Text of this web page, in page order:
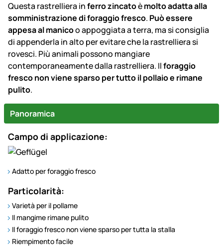
Questa rastrelliera inferro zincatoèmolto adatta alla
somministrazione di foraggio fresco. Può essere
appesa al manicoo appoggiata a terra, ma si consiglia
di appenderla in alto per evitare che la rastrelliera si
rovesci. Più animali possono mangiare
contemporaneamente dalla rastrelliera. Ilforaggio
fresco non viene sparso per tutto il pollaio e rimane
pulito.
Panoramica
Campo di applicazione:
Adatto per foraggio fresco
Particolarità:
Varietà per il pollame
Il mangime rimane pulito
Il foraggio fresco non viene sparso per tutta la stalla
Riempimento facile